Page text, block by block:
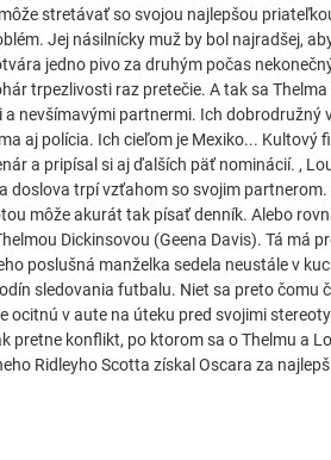
stretávať so svojou najlepšou
Jej násilnícky muž by bol najradšej,
jedno pivo za druhým počas
trpezlivosti raz pretečie. A tak sa
nevšímavými partnermi. Ich dobrodružný
aj polícia. Ich cieľom je Mexiko... Kultový
a pripísal si aj ďalších päť nominácií. ,
doslova trpí vzťahom so svojim partnerom.
môže akurát tak písať denník. Alebo
Dickinsovou (Geena Davis). Tá má
poslušná manželka sedela neustále v
sledovania futbalu. Niet sa preto čomu
ocitnú v aute na úteku pred svojimi
pretne konflikt, po ktorom sa o Thelmu a
Ridleyho Scotta získal Oscara za